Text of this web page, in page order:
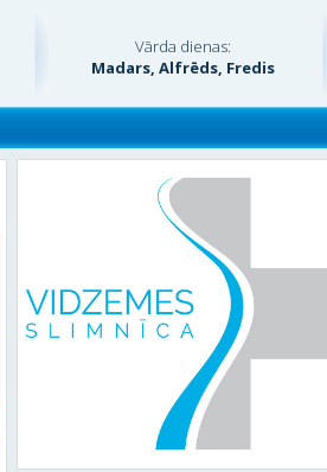
Vārda dienas:
Madars, Alfrēds, Fredis